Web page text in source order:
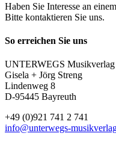
Haben Sie Interesse an
Bitte kontaktieren Sie uns.
So erreichen Sie uns
UNTERWEGS Musikverlag
Gisela + Jörg Streng
Lindenweg 8
D-95445 Bayreuth
+49 (0)921 741 2 741
info@unterwegs-